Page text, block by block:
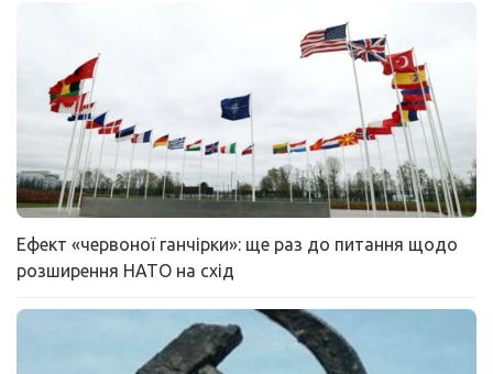
Ефект «червоної ганчірки»: ще раз до питання щодо
розширення НАТО на схід